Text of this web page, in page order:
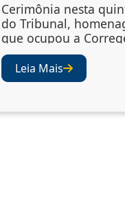
Cerimônia nesta
do Tribunal,
que ocupou a
2023/2025 A
retrato do
Souto de Oliveira,
(6), no Salão Nobre
Leia Mais